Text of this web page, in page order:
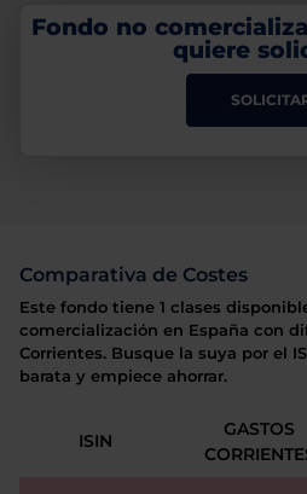
Fondo no
quiere
Comparativa de Costes
Este fondo tiene 1 clases
comercialización en España con
Corrientes. Busque la suya por el
barata y empiece ahorrar.
ISIN
GASTOS